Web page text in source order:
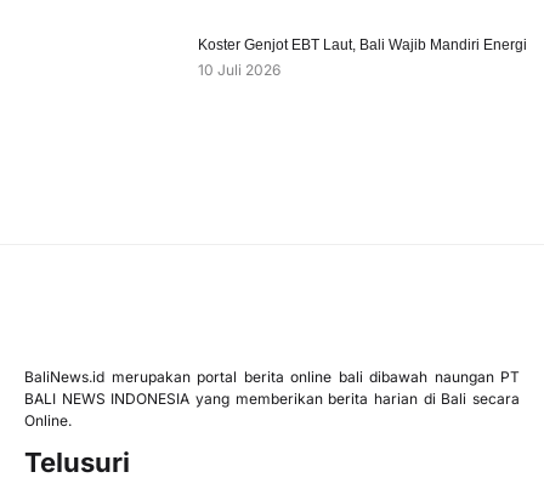
Koster Genjot EBT Laut, Bali Wajib Mandiri Energi
10 Juli 2026
BaliNews.id merupakan portal berita online bali dibawah naungan PT
BALI NEWS INDONESIA yang memberikan berita harian di Bali secara
Online.
Telusuri